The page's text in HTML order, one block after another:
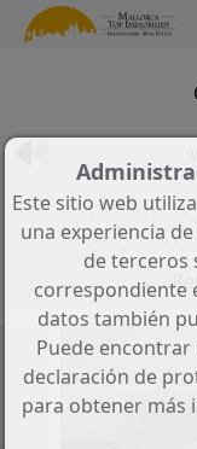
Primera
exclusivo
Este sitio web
una experiencia
de terceros
correspondiente
datos también
Puede
declaración de
para obtener más